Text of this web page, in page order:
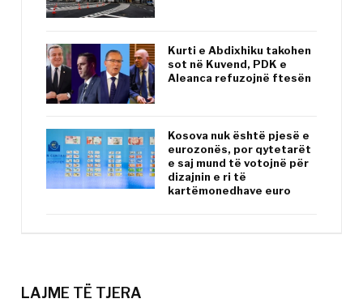
Kurti e Abdixhiku takohen
sot në Kuvend, PDK e
Aleanca refuzojnë ftesën
Kosova nuk është pjesë e
eurozonës, por qytetarët
e saj mund të votojnë për
dizajnin e ri të
kartëmonedhave euro
LAJME TË TJERA